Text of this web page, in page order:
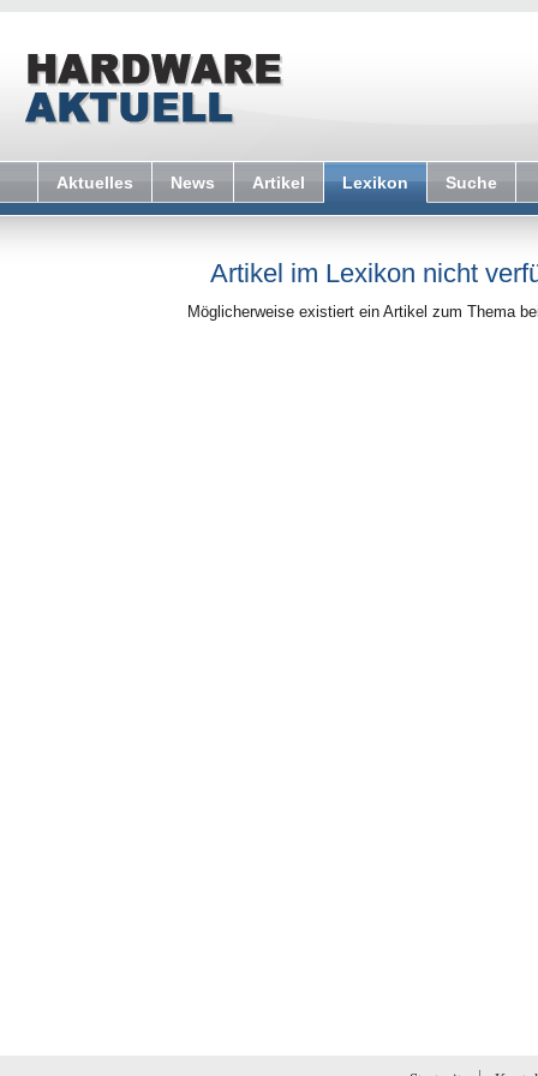
Aktuelles News Artikel Lexikon Suche
Artikel im Lexikon nicht
Möglicherweise existiert ein Artikel zum Thema